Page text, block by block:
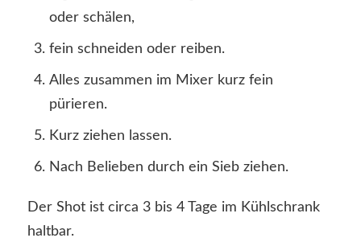
oder schälen,
fein schneiden oder reiben.
Alles zusammen im Mixer kurz fein
pürieren.
Kurz ziehen lassen.
Nach Belieben durch ein Sieb ziehen.
Der Shot ist circa 3 bis 4 Tage im Kühlschrank
haltbar.